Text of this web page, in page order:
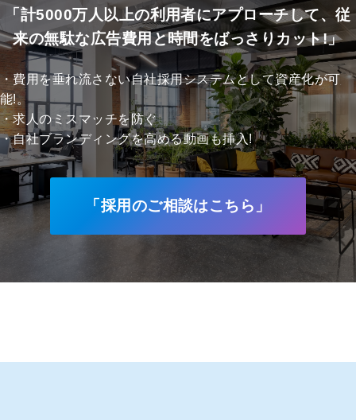
「計5000万人以上の利用者にアプローチして、従
来の無駄な広告費用と時間をばっさりカット!」
・費用を垂れ流さない自社採用システムとして資産化が可
能!。
・求人のミスマッチを防ぐ
・自社ブランディングを高める動画も挿入!
「採用のご相談はこちら」